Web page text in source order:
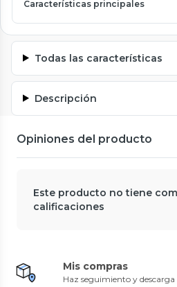
Características principales
Todas las características
Descripción
Opiniones del producto
Este producto no tiene
calificaciones
Mis compras
Haz seguimiento y descarga